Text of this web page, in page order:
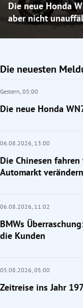
Die neue Honda
aber nicht
Die neuesten
Gestern, 05:00
Die neue Honda
06.08.2026, 13:00
Die Chinesen
Automarkt verändern
06.08.2026, 11:02
BMWs
die Kunden
05.08.2026, 05:00
Zeitreise ins Jahr